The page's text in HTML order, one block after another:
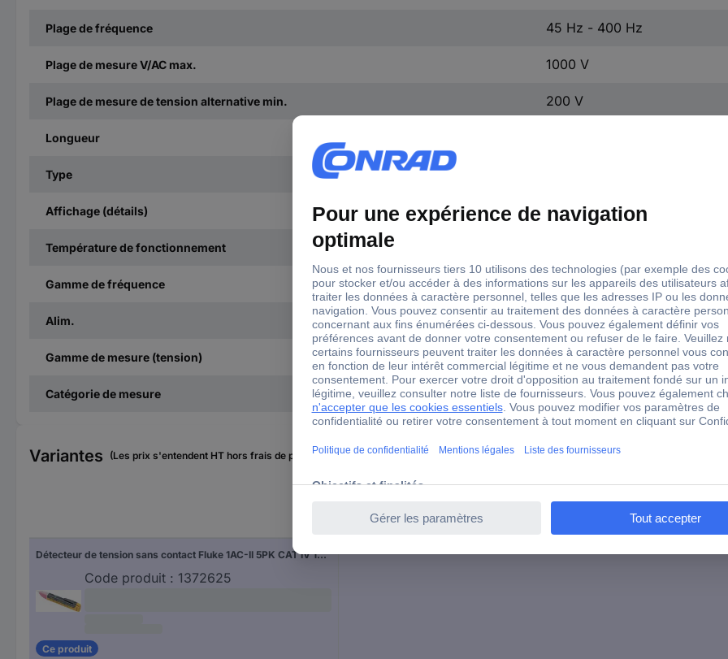
Plage de fréquence 45 Hz - 400 Hz
Plage de mesure V/AC max. 1000 V
Plage de mesure de tension alternative min. 200 V
Longueur
Type
Affichage (détails) Optique/acoustique
Température de fonctionnement
Gamme de fréquence 45 - 400 Hz
Alim. 3 V/DC
Gamme de mesure (tension) 200 - 1000 V/AC
Catégorie de mesure CAT IV 1000 V
Variantes (Les prix s'entendent HT hors frais de port)
Détecteur de tension sans contact Fluke 1AC-II 5PK CAT IV 1000 V LED, Acoustique
Code produit : 1372625
Ce produit